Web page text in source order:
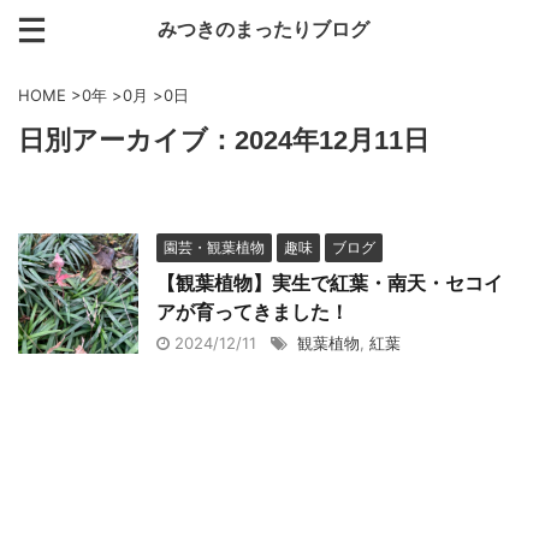
みつきのまったりブログ
HOME >0年 >0月 >0日
日別アーカイブ：2024年12月11日
園芸・観葉植物 趣味 ブログ
【観葉植物】実生で紅葉・南天・セコイ
アが育ってきました！
2024/12/11 観葉植物 紅葉